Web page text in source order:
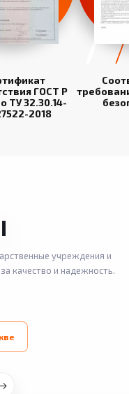
ГОСТ Р
ТУ 32.30.14-
2018
учреждения и
качество и надежность.